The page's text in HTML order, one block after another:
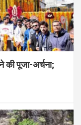
देने की मांग फिर हुई
को शामिल करने
Team
की पूजा-अर्चना;